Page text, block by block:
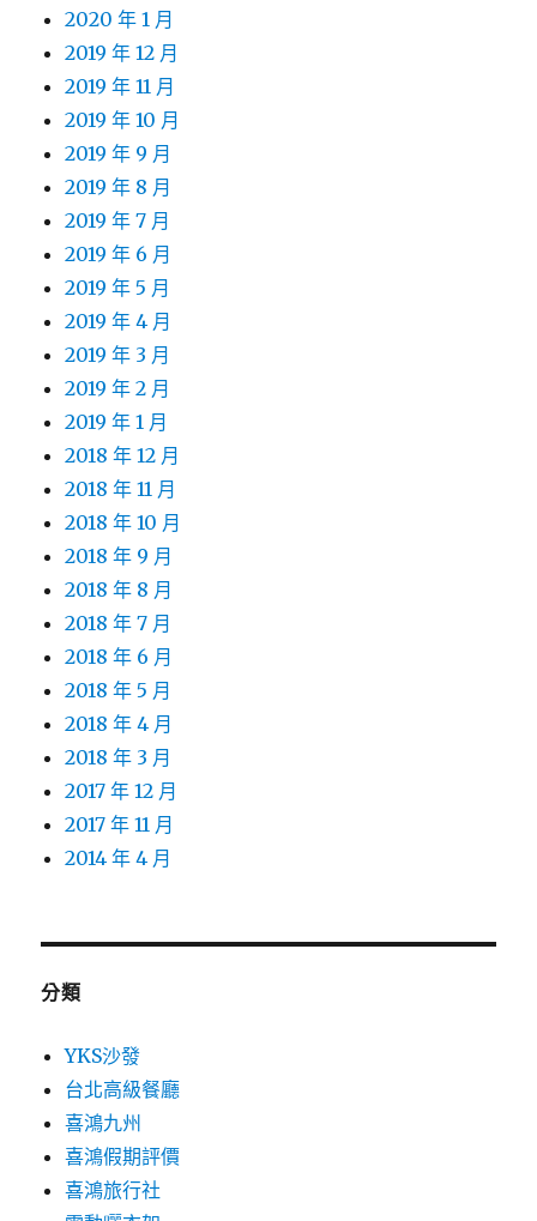
2020 年 1 月
2019 年 12 月
2019 年 11 月
2019 年 10 月
2019 年 9 月
2019 年 8 月
2019 年 7 月
2019 年 6 月
2019 年 5 月
2019 年 4 月
2019 年 3 月
2019 年 2 月
2019 年 1 月
2018 年 12 月
2018 年 11 月
2018 年 10 月
2018 年 9 月
2018 年 8 月
2018 年 7 月
2018 年 6 月
2018 年 5 月
2018 年 4 月
2018 年 3 月
2017 年 12 月
2017 年 11 月
2014 年 4 月
分類
YKS沙發
台北高級餐廳
喜鴻九州
喜鴻假期評價
喜鴻旅行社